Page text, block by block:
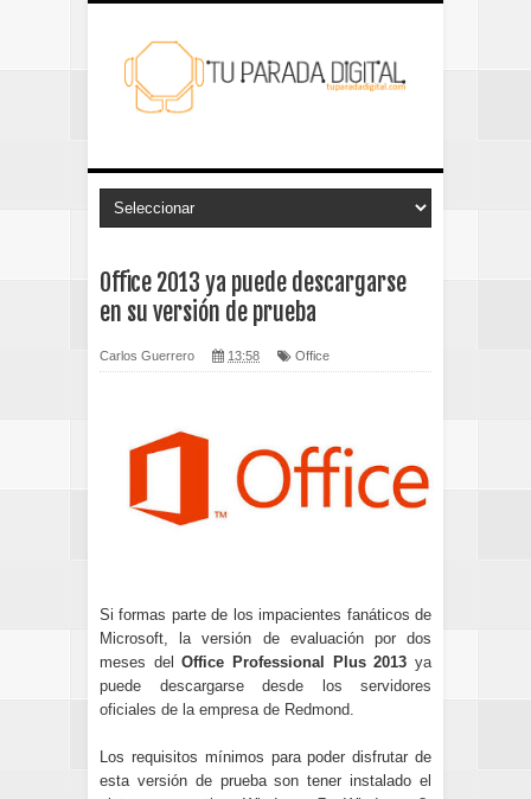
Office 2013 ya puede descargarse
en su versión de prueba
Carlos Guerrero 13:58 Office
Si formas parte de los impacientes fanáticos de
Microsoft, la versión de evaluación por dos
meses delOffice Professional Plus 2013 ya
puede descargarse desde los servidores
oficiales de la empresa de Redmond.
Los requisitos mínimos para poder disfrutar de
esta versión de prueba son tener instalado el